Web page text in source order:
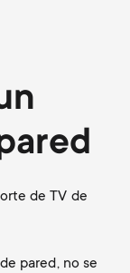
de TV de
pared, no se